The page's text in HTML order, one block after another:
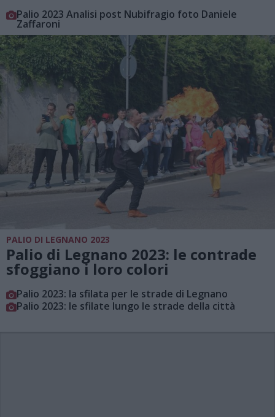
Palio 2023 Analisi post Nubifragio foto Daniele
Zaffaroni
PALIO DI LEGNANO 2023
Palio di Legnano 2023: le contrade
sfoggiano i loro colori
Palio 2023: la sfilata per le strade di Legnano
Palio 2023: le sfilate lungo le strade della città